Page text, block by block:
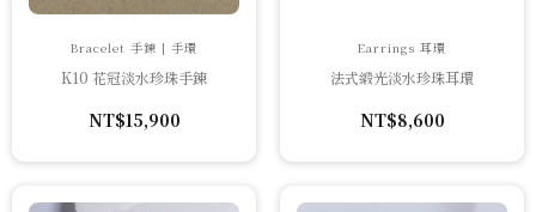
Bracelet 手鍊 | 手環
K10 花冠淡水珍珠手鍊
NT$15,900
Earrings 耳環
法式緞光淡水珍珠耳環
NT$8,600